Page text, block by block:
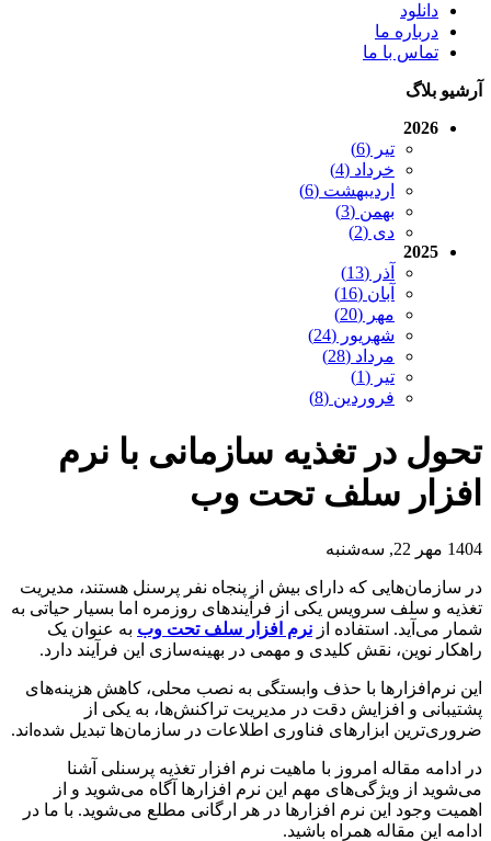
دانلود
درباره ما
تماس با ما
آرشیو بلاگ
2026
تیر (6)
خرداد (4)
اردیبهشت (6)
بهمن (3)
دی (2)
2025
آذر (13)
آبان (16)
مهر (20)
شهریور (24)
مرداد (28)
تیر (1)
فروردین (8)
تحول در تغذیه سازمانی با نرم
افزار سلف تحت وب
1404 مهر 22, سه‌شنبه
در سازمان‌هایی که دارای بیش از پنجاه نفر پرسنل هستند، مدیریت
تغذیه و سلف سرویس یکی از فرآیندهای روزمره اما بسیار حیاتی به
شمار می‌آید. استفاده از نرم افزار سلف تحت وب به عنوان یک
راهکار نوین، نقش کلیدی و مهمی در بهینه‌سازی این فرآیند دارد.
این نرم‌افزارها با حذف وابستگی به نصب محلی، کاهش هزینه‌های
پشتیبانی و افزایش دقت در مدیریت تراکنش‌ها، به یکی از
ضروری‌ترین ابزارهای فناوری اطلاعات در سازمان‌ها تبدیل شده‌اند.
در ادامه مقاله امروز با ماهیت نرم افزار تغذیه پرسنلی آشنا
می‌شوید از ویژگی‌های مهم این نرم افزارها آگاه می‌شوید و از
اهمیت وجود این نرم افزارها در هر ارگانی مطلع می‌شوید. با ما در
ادامه این مقاله همراه باشید.